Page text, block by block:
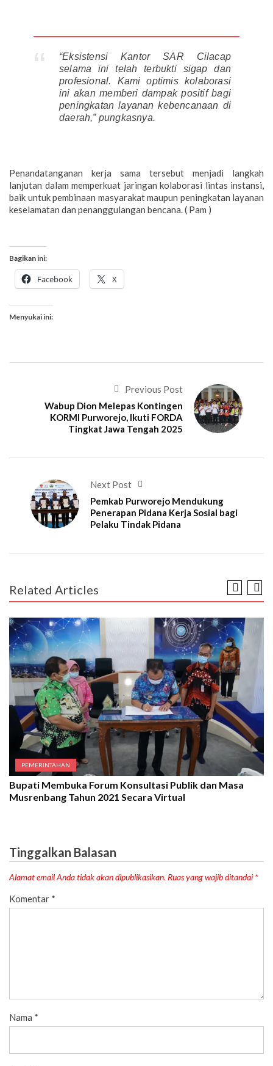
“Eksistensi Kantor SAR Cilacap
selama ini telah terbukti sigap dan
profesional. Kami optimis kolaborasi
ini akan memberi dampak positif bagi
peningkatan layanan kebencanaan di
daerah,” pungkasnya.
Penandatanganan kerja sama tersebut menjadi langkah
lanjutan dalam memperkuat jaringan kolaborasi lintas instansi,
baik untuk pembinaan masyarakat maupun peningkatan layanan
keselamatan dan penanggulangan bencana. ( Pam )
Bagikan ini:
Facebook X
Menyukai ini:
Previous Post
Wabup Dion Melepas Kontingen
KORMI Purworejo, Ikuti FORDA
Tingkat Jawa Tengah 2025
Next Post
Pemkab Purworejo Mendukung
Penerapan Pidana Kerja Sosial bagi
Pelaku Tindak Pidana
Related Articles
PEMERINTAHAN
Bupati Membuka Forum Konsultasi Publik dan Masa
Musrenbang Tahun 2021 Secara Virtual
Tinggalkan Balasan
Alamat email Anda tidak akan dipublikasikan. Ruas yang wajib ditandai *
Komentar *
Nama *